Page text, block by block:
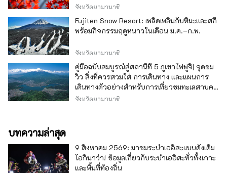
จังหวัดยามานาชิ
Fujiten Snow Resort: เพลิดเพลินกับหิมะและสกี
พร้อมกิจกรรมฤดูหนาวในเดือน ม.ค.–ก.พ.
จังหวัดยามานาชิ
คู่มือฉบับสมบูรณ์สู่สถานีที่ 5 ภูเขาไฟฟูจิ| จุดชม
วิว สิ่งที่ควรสวมใส่ การเดินทาง และแผนการ
เดินทางตัวอย่างสำหรับการเที่ยวชมทะเลสาบคา
วากุจิ
จังหวัดยามานาชิ
บทความล่าสุด
9 สิงหาคม 2569: มาชมระบำเออิสะแบบดั้งเดิม
โอกินาว่า! ข้อมูลเกี่ยวกับระบำเออิสะทั่วทั้งเกาะ
และพื้นที่ท้องถิ่น